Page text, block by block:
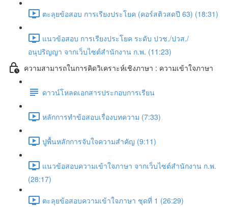
ตะลุยข้อสอบ การเรียงประโยค (คอร์สติวสดปี 63) (18:31)
แนวข้อสอบ การเรียงประโยค ระดับ ปวช./ปวส./
อนุปริญญา จากเว็บไซต์สำนักงาน ก.พ. (11:23)
ความสามารถในการคิดวิเคราะห์เชิงภาษา : ความเข้าใจภาษา
ดาวน์โหลดเอกสารประกอบการเรียน
หลักการทำข้อสอบเรื่องบทความ (7:33)
ปูพื้นหลักการจับใจความสำคัญ (9:11)
แนวข้อสอบความเข้าใจภาษา จากเว็บไซต์สำนักงาน ก.พ.
(28:17)
ตะลุยข้อสอบความเข้าใจภาษา ชุดที่ 1 (26:29)